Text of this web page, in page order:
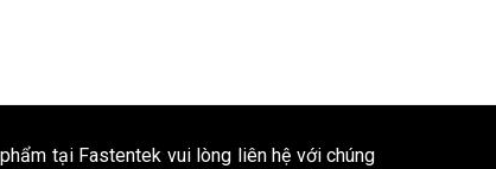
tại Fastentek vui lòng liên hệ với chúng